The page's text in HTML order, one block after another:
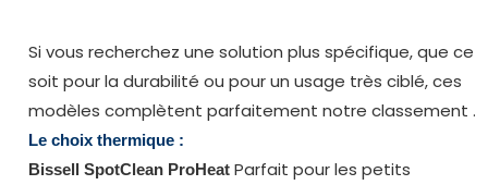
Si vous recherchez une solution plus spécifique, que ce
soit pour la durabilité ou pour un usage très ciblé, ces
modèles complètent parfaitement notre classement .
Le choix thermique :
Bissell SpotClean ProHeat Parfait pour les petits